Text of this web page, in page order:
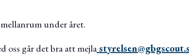
under året.
oss går det bra att mejla